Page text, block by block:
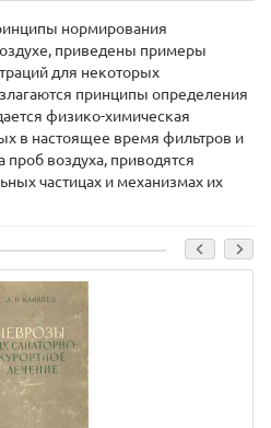
нормирования
приведены примеры
для некоторых
принципы определения
физико-химическая
в настоящее время фильтров и
воздуха, приводятся
частицах и механизмах их